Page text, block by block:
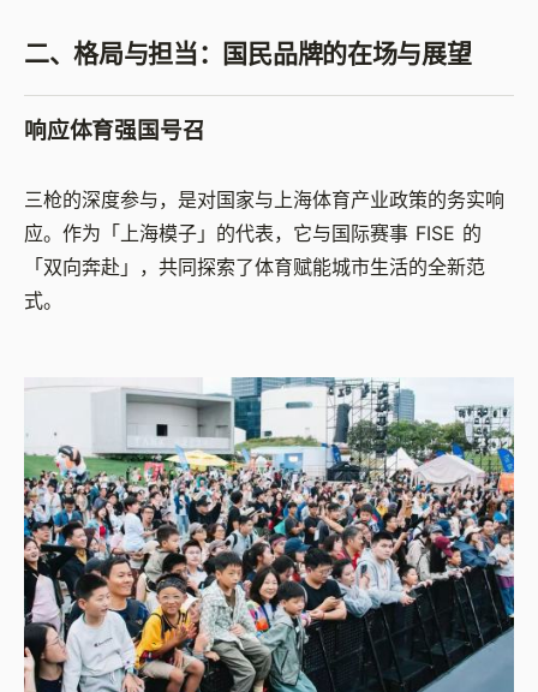
二、格局与担当：国民品牌的在场与展望
响应体育强国号召
三枪的深度参与，是对国家与上海体育产业政策的务实响
应。作为「上海模子」的代表，它与国际赛事 FISE 的
「双向奔赴」，共同探索了体育赋能城市生活的全新范
式。